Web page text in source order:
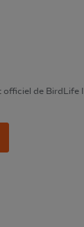
officiel de BirdLife